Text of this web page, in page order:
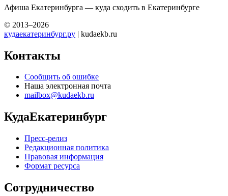
Афиша Екатеринбурга — куда сходить в Екатеринбурге
© 2013–2026
кудаекатеринбург.ру | kudaekb.ru
Контакты
Сообщить об ошибке
Наша электронная почта
mailbox@kudaekb.ru
КудаЕкатеринбург
Пресс-релиз
Редакционная политика
Правовая информация
Формат ресурса
Сотрудничество